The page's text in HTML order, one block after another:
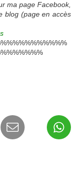
ma page Facebook,
blog (page en accès